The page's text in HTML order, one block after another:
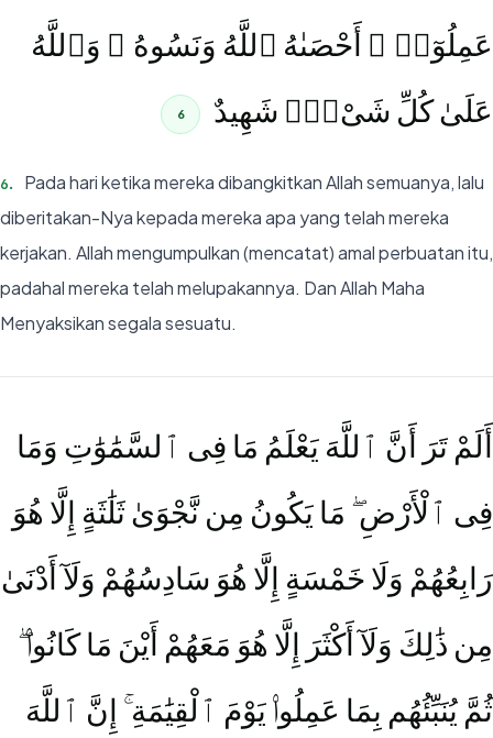
عَمِلُوٓا۟ ۚ أَحْصَىٰهُ ٱللَّهُ وَنَسُوهُ ۚ وَٱللَّهُ
عَلَىٰ كُلِّ شَىْءٍۢ شَهِيدٌ
6
6.
Pada hari ketika mereka dibangkitkan Allah semuanya, lalu
diberitakan-Nya kepada mereka apa yang telah mereka
kerjakan. Allah mengumpulkan (mencatat) amal perbuatan itu,
padahal mereka telah melupakannya. Dan Allah Maha
Menyaksikan segala sesuatu.
أَلَمْ تَرَ أَنَّ ٱللَّهَ يَعْلَمُ مَا فِى ٱلسَّمَٰوَٰتِ وَمَا
فِى ٱلْأَرْضِ ۖ مَا يَكُونُ مِن نَّجْوَىٰ ثَلَٰثَةٍ إِلَّا هُوَ
رَابِعُهُمْ وَلَا خَمْسَةٍ إِلَّا هُوَ سَادِسُهُمْ وَلَآ أَدْنَىٰ
مِن ذَٰلِكَ وَلَآ أَكْثَرَ إِلَّا هُوَ مَعَهُمْ أَيْنَ مَا كَانُوا۟ ۖ
ثُمَّ يُنَبِّئُهُم بِمَا عَمِلُوا۟ يَوْمَ ٱلْقِيَٰمَةِ ۚ إِنَّ ٱللَّهَ